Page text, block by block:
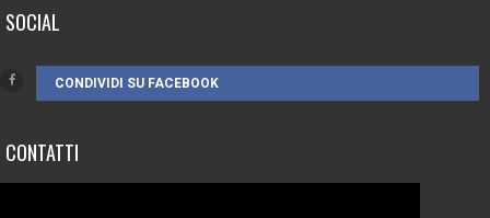
SOCIAL
CONDIVIDI SU FACEBOOK
CONTATTI